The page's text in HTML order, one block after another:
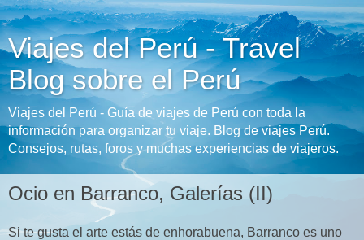
Viajes del Perú - Travel
Blog sobre el Perú
Viajes del Perú - Guía de viajes de Perú con toda la
información para organizar tu viaje. Blog de viajes Perú.
Consejos, rutas, foros y muchas experiencias de viajeros.
Ocio en Barranco, Galerías (II)
Si te gusta el arte estás de enhorabuena, Barranco es uno